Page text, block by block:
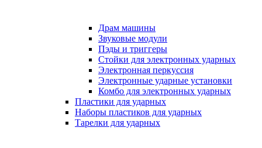
Драм машины
Звуковые модули
Пэды и триггеры
Стойки для электронных ударных
Электронная перкуссия
Электронные ударные установки
Комбо для электронных ударных
Пластики для ударных
Наборы пластиков для ударных
Тарелки для ударных